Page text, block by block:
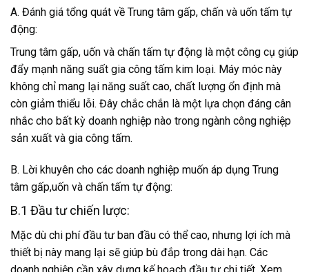
A. Đánh giá tổng quát về Trung tâm gấp, chấn và uốn tấm tự
động:
Trung tâm gấp, uốn và chấn tấm tự động là một công cụ giúp
đẩy mạnh năng suất gia công tấm kim loại. Máy móc này
không chỉ mang lại năng suất cao, chất lượng ổn định mà
còn giảm thiểu lỗi. Đây chắc chắn là một lựa chọn đáng cân
nhắc cho bất kỳ doanh nghiệp nào trong ngành công nghiệp
sản xuất và gia công tấm.
B. Lời khuyên cho các doanh nghiệp muốn áp dụng Trung
tâm gấp,uốn và chấn tấm tự động:
B.1 Đầu tư chiến lược:
Mặc dù chi phí đầu tư ban đầu có thể cao, nhưng lợi ích mà
thiết bị này mang lại sẽ giúp bù đắp trong dài hạn. Các